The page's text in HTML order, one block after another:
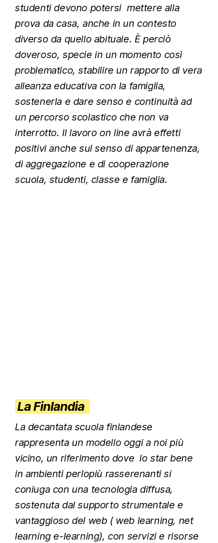
studenti devono potersi mettere alla
prova da casa, anche in un contesto
diverso da quello abituale. È perciò
doveroso, specie in un momento così
problematico, stabilire un rapporto di vera
alleanza educativa con la famiglia,
sostenerla e dare senso e continuità ad
un percorso scolastico che non va
interrotto. Il lavoro on line avrà effetti
positivi anche sul senso di appartenenza,
di aggregazione e di cooperazione
scuola, studenti, classe e famiglia.
La Finlandia
La decantata scuola finlandese
rappresenta un modello oggi a noi più
vicino, un riferimento dove lo star bene
in ambienti perlopiù rasserenanti si
coniuga con una tecnologia diffusa,
sostenuta dal supporto strumentale e
vantaggioso del web ( web learning, net
learning e-learning), con servizi e risorse